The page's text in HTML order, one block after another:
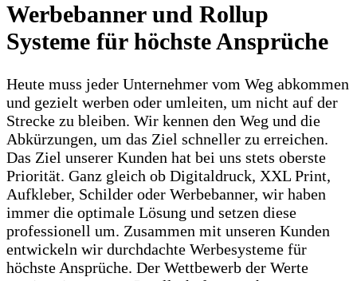
Werbebanner und Rollup
Systeme für höchste Ansprüche
Heute muss jeder Unternehmer vom Weg abkommen
und gezielt werben oder umleiten, um nicht auf der
Strecke zu bleiben. Wir kennen den Weg und die
Abkürzungen, um das Ziel schneller zu erreichen.
Das Ziel unserer Kunden hat bei uns stets oberste
Priorität. Ganz gleich ob Digitaldruck, XXL Print,
Aufkleber, Schilder oder Werbebanner, wir haben
immer die optimale Lösung und setzen diese
professionell um. Zusammen mit unseren Kunden
entwickeln wir durchdachte Werbesysteme für
höchste Ansprüche. Der Wettbewerb der Werte